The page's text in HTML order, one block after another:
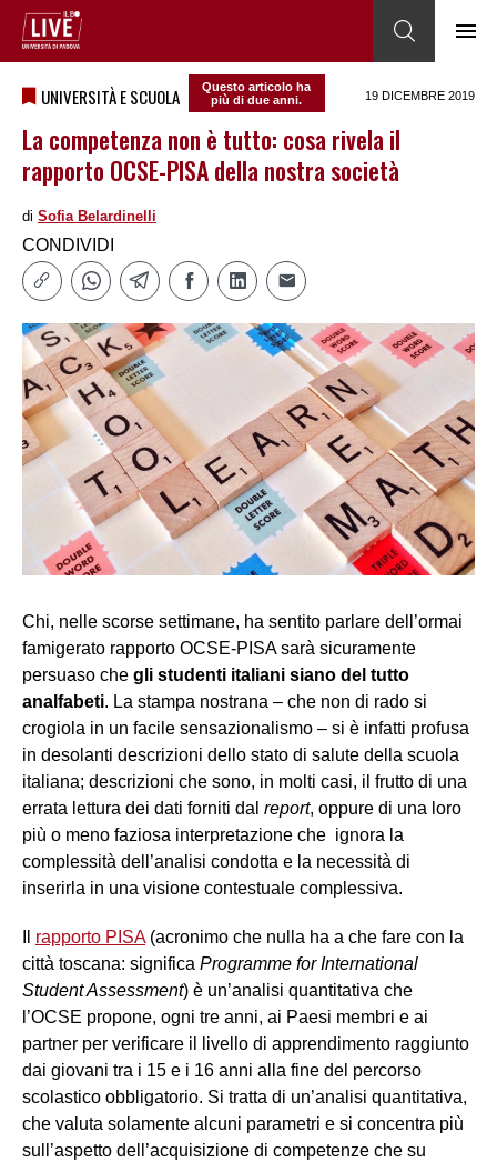
UNIVERSITÀ E SCUOLA
Questo articolo ha
più di due anni.
19 DICEMBRE 2019
La competenza non è tutto: cosa rivela il
rapporto OCSE-PISA della nostra società
di Sofia Belardinelli
CONDIVIDI
Chi, nelle scorse settimane, ha sentito parlare dell’ormai
famigerato rapporto OCSE-PISA sarà sicuramente
persuaso che gli studenti italiani siano del tutto
analfabeti. La stampa nostrana – che non di rado si
crogiola in un facile sensazionalismo – si è infatti profusa
in desolanti descrizioni dello stato di salute della scuola
italiana; descrizioni che sono, in molti casi, il frutto di una
errata lettura dei dati forniti dal report, oppure di una loro
più o meno faziosa interpretazione che ignora la
complessità dell’analisi condotta e la necessità di
inserirla in una visione contestuale complessiva.
rapporto PISA(acronimo che nulla ha a che fare con la
città toscana: significa Programme for International
Student Assessment) è un’analisi quantitativa che
l’OCSE propone, ogni tre anni, ai Paesi membri e ai
partner per verificare il livello di apprendimento raggiunto
dai giovani tra i 15 e i 16 anni alla fine del percorso
scolastico obbligatorio. Si tratta di un’analisi quantitativa,
che valuta solamente alcuni parametri e si concentra più
sull’aspetto dell’acquisizione di competenze che su